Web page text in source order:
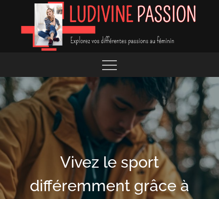
content
LUDIVINE PASSION
Vivez le sport
différemment grâce à